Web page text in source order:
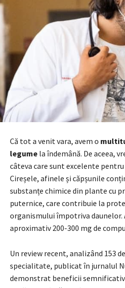
Că tot a venit vara, avem o
legume la îndemână. De aceea,
câteva care sunt excelente
Cireșele, afinele și căpșunile
substanțe chimice din plante cu
puternice, care contribuie la
organismului împotriva daunelor.
aproximativ 200-300 mg de
Un review recent, analizând 153
specialitate, publicat în jurnalul
demonstrat beneficii